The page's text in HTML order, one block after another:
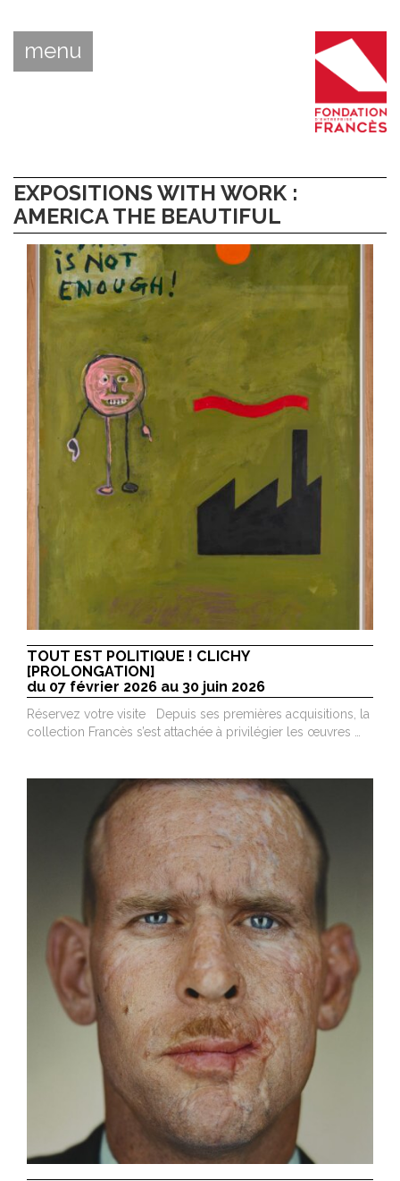
menu
EXPOSITIONS WITH WORK :
AMERICA THE BEAUTIFUL
TOUT EST POLITIQUE ! CLICHY
[PROLONGATION]
du 07 février 2026 au 30 juin 2026
Réservez votre visite Depuis ses premières acquisitions, la
collection Francès s’est attachée à privilégier les œuvres …